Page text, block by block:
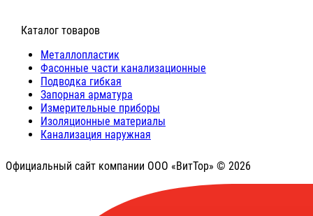
⠀Каталог товаров
Металлопластик
Фасонные части канализационные
Подводка гибкая
Запорная арматура
Измерительные приборы
Изоляционные материалы
Канализация наружная
Официальный сайт компании ООО «ВитТор» © 2026